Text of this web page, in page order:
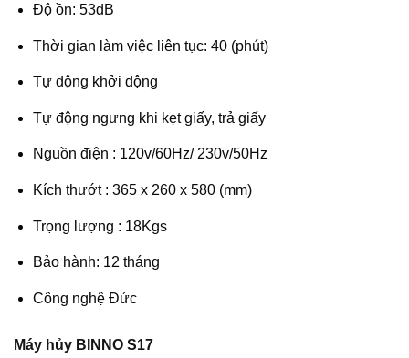
Độ ồn: 53dB
Thời gian làm việc liên tục: 40 (phút)
Tự động khởi động
Tự động ngưng khi kẹt giấy, trả giấy
Nguồn điện : 120v/60Hz/ 230v/50Hz
Kích thướt : 365 x 260 x 580 (mm)
Trọng lượng : 18Kgs
Bảo hành: 12 tháng
Công nghệ Đức
Máy hủy BINNO S17